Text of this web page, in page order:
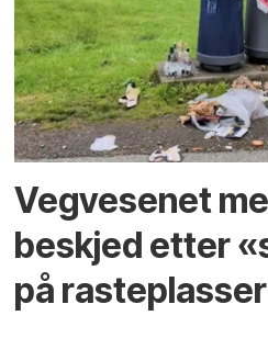
Vegvesenet
beskjed etter
på rasteplasser